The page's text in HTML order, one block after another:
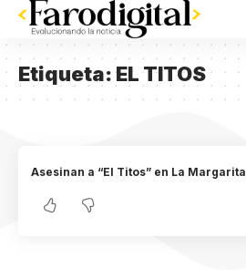
Etiqueta:EL TITOS
Asesinan a “El Titos” en La Margarita